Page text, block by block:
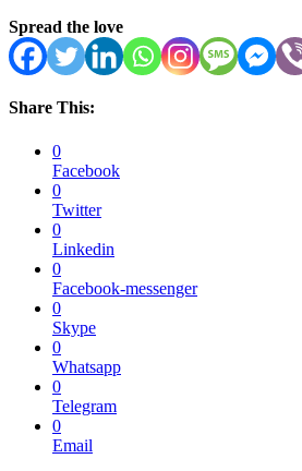
Spread the love
Share This:
0
Facebook
0
Twitter
0
Linkedin
0
Facebook-messenger
0
Skype
0
Whatsapp
0
Telegram
0
Email